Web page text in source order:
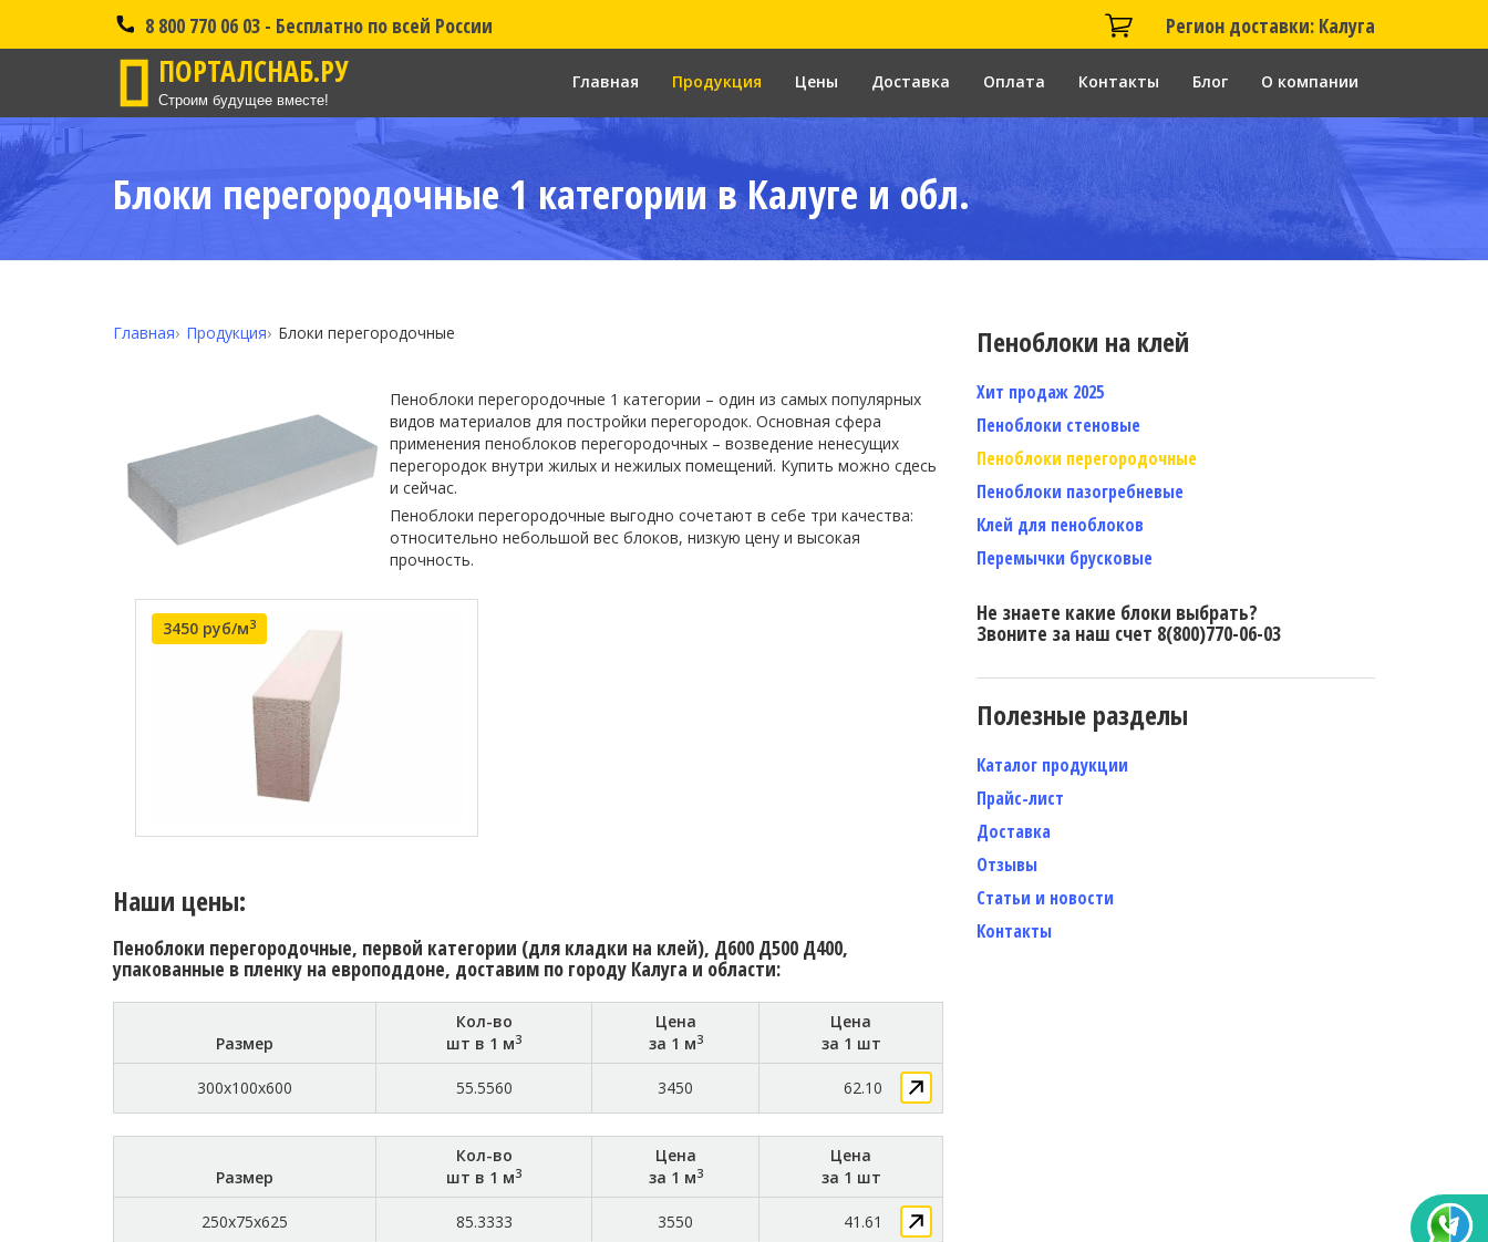
8 800 770 06 03 - Бесплатно по всей России Регион доставки: Калуга
ПОРТАЛСНАБ.РУ
Строим будущее вместе!
Главная Продукция Цены Доставка Оплата Контакты Блог О компании
Блоки перегородочные 1 категории в Калуге и обл.
Главная Продукция Блоки перегородочные
Пеноблоки перегородочные 1 категории – один из самых популярных
видов материалов для постройки перегородок. Основная сфера
применения пеноблоков перегородочных – возведение ненесущих
перегородок внутри жилых и нежилых помещений. Купить можно сдесь
и сейчас.
Пеноблоки перегородочные выгодно сочетают в себе три качества:
относительно небольшой вес блоков, низкую цену и высокая
прочность.
3450 руб/м3
Наши цены:
Пеноблоки перегородочные, первой категории (для кладки на клей), Д600 Д500 Д400,
упакованные в пленку на европоддоне, доставим по городу Калуга и области:
Размер
Кол-во
шт в 1 м3
Цена
за 1 м3
Цена
за 1 шт
300x100x600 55.5560 3450 62.10
Размер
Кол-во
шт в 1 м3
Цена
за 1 м3
Цена
за 1 шт
250x75x625 85.3333 3550 41.61
Пеноблоки на клей
Хит продаж 2025
Пеноблоки стеновые
Пеноблоки перегородочные
Пеноблоки пазогребневые
Клей для пеноблоков
Перемычки брусковые
Не знаете какие блоки выбрать?
Звоните за наш счет 8(800)770-06-03
Полезные разделы
Каталог продукции
Прайс-лист
Доставка
Отзывы
Статьи и новости
Контакты